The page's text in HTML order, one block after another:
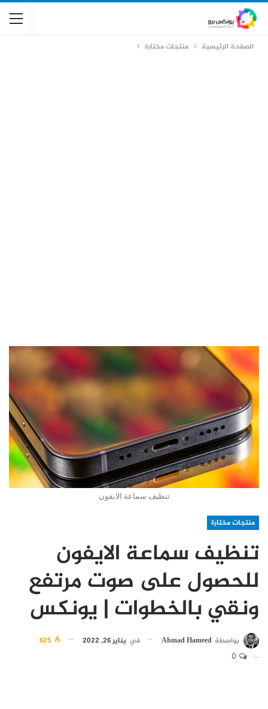
الصفحة الرئيسية منتجات مختارة
تنظيف سماعة الايفون
منتجات مختارة
تنظيف سماعة الايفون
للحصول على صوت مرتفع
ونقي بالخطوات | يونكس
بواسطة Ahmad Hameed في يناير 26, 2022